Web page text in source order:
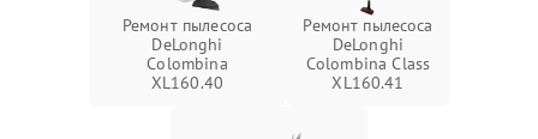
Ремонт пылесоса
DeLonghi
Colombina
XL160.40
Ремонт пылесоса
DeLonghi
Colombina Class
XL160.41